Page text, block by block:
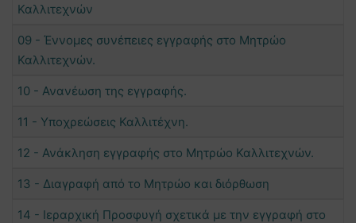
Καλλιτεχνών
09 - Έννομες συνέπειες εγγραφής στο Μητρώο
Καλλιτεχνών.
10 - Ανανέωση της εγγραφής.
11 - Υποχρεώσεις Καλλιτέχνη.
12 - Ανάκληση εγγραφής στο Μητρώο Καλλιτεχνών.
13 - Διαγραφή από το Μητρώο και διόρθωση
14 - Ιεραρχική Προσφυγή σχετικά με την εγγραφή στο